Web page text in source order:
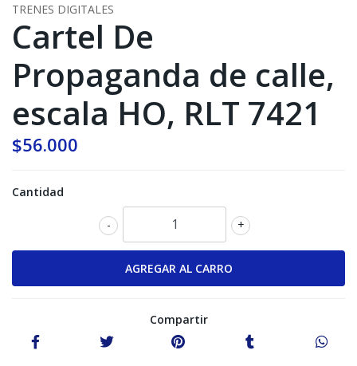
TRENES DIGITALES
Cartel De
Propaganda de calle,
escala HO, RLT 7421
$56.000
Cantidad
+
-
Compartir